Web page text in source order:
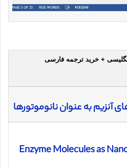
انگلیسی + خرید ترجمه فارسی
آنزیم به عنوان نانوموتورها
Enzyme Molecules as